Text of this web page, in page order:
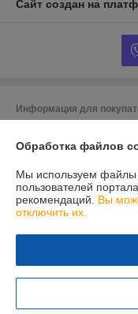
Сайт создан на
Информация для
д. Тюхиничи, ул. Мира 67А,
Регистрационный номер
УНП: 290296127
комитет
Дата регистрации
Ссылка на свидетельство/
Ссылка на
Обработка файлов
Мы используем файлы
пользователей
рекомендаций. Вы
отключить их.